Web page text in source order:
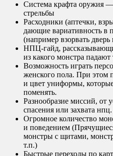
Система крафта оружия
стрельбы
Расходники (аптечки,
дающие вариативность в
(например взорвать
НПЦ-гайд,
из какого монстра
Возможность играть
женского пола. При этом
и цвет униформы,
поменять.
Разнообразие миссий, от
спасения или захвата нпц.
Огромное количество
и поведением
монстры с щитами,
т.п.)
Быстрые переходы по